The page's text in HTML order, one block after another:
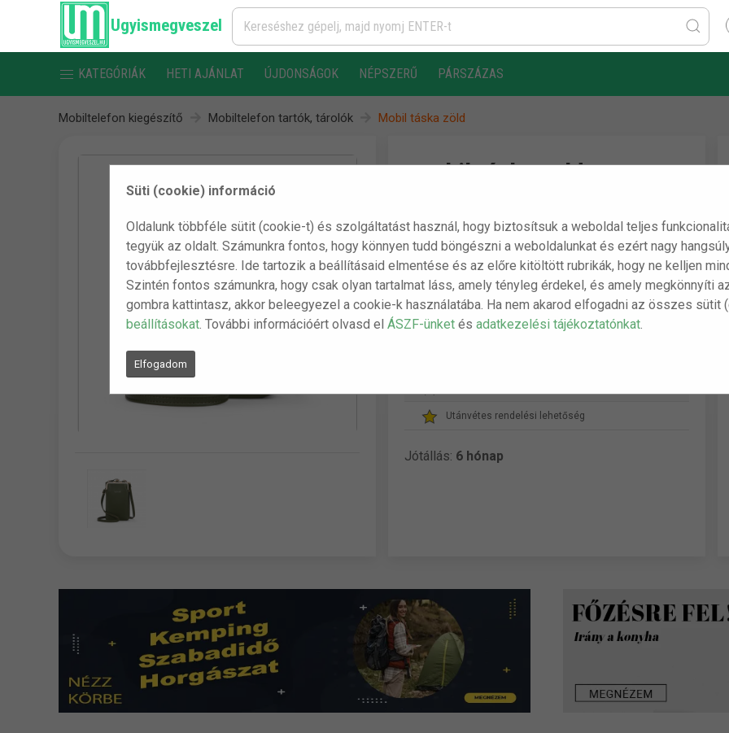
Süti (cookie) információ
Oldalunk többféle sütit (cookie-t) és szolgáltatást használ, hogy biztosítsuk a weboldal teljes
tegyük az oldalt. Számunkra fontos, hogy könnyen tudd böngészni a weboldalunkat és ezért nagy
továbbfejlesztésre. Ide tartozik a beállításaid elmentése és az előre kitöltött rubrikák, hogy ne kelljen
Szintén fontos számunkra, hogy csak olyan tartalmat láss, amely tényleg érdekel, és amely megkönnyíti
gombra kattintasz, akkor beleegyezel a cookie-k használatába. Ha nem akarod elfogadni az összes sütit
beállításokat . További információért olvasd elÁSZF-ünket ésadatkezelési tájékoztatónkat
Elfogadom
Ugyismegveszel
KATEGÓRIÁK HETI AJÁNLAT ÚJDONSÁGOK NÉPSZERŰ PÁRSZÁZAS
Mobiltelefon kiegészítő Mobiltelefon tartók, tárolók Mobil táska zöld
Mobil táska zöld
A csomag tartalma:
- 1 db Mobil táska zöld
Gyors, akár másnapi szállítás
Utánvétes rendelési lehetőség
Jótállás: 6 hónap